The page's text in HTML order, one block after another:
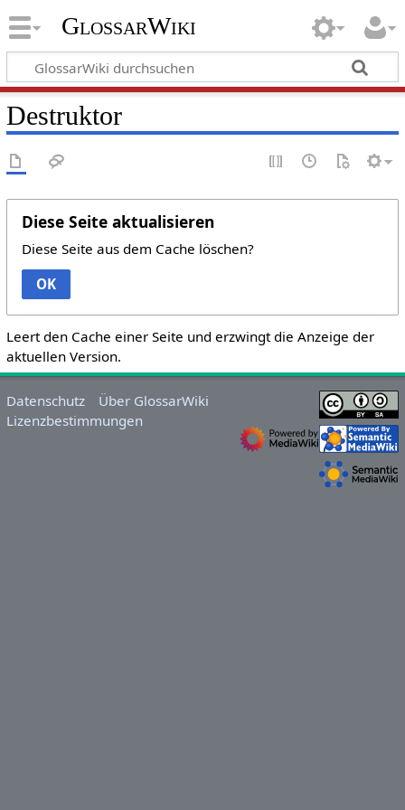
GlossarWiki
Destruktor
Diese Seite aktualisieren
Diese Seite aus dem Cache löschen?
OK
Leert den Cache einer Seite und erzwingt die Anzeige der
aktuellen Version.
Datenschutz
Über GlossarWiki
Lizenzbestimmungen